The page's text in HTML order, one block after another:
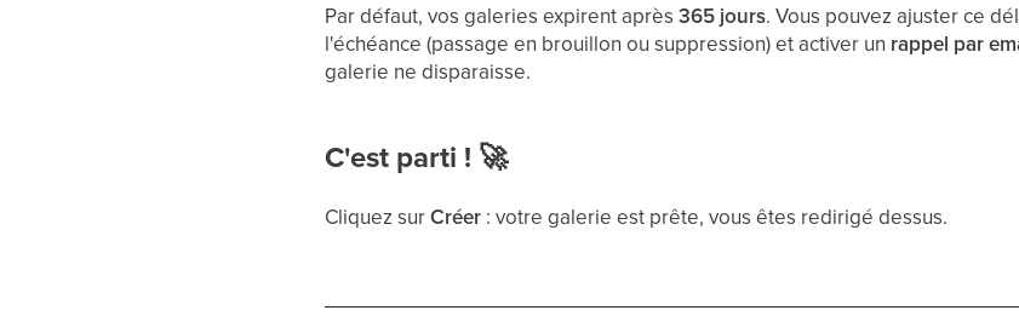
Par défaut, vos galeries expirent après365 jours. Vous pouvez ajuster ce
l'échéance (passage en brouillon ou suppression) et activer un rappel par
galerie ne disparaisse.
C'est parti ! 🚀
Cliquez surCréer : votre galerie est prête, vous êtes redirigé dessus.